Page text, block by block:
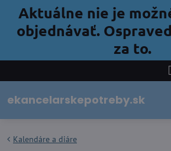
Aktuálne nie je
objednávať.
za to.
ekancelarskepotreby.sk
Kalendáre a diáre